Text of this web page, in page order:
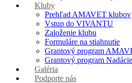
Kluby
Prehľad AMAVET klubov
Vstup do VIVANTU
Založenie klubu
Formuláre na stiahnutie
Grantový program
Grantový program
Galéria
Podporte nás